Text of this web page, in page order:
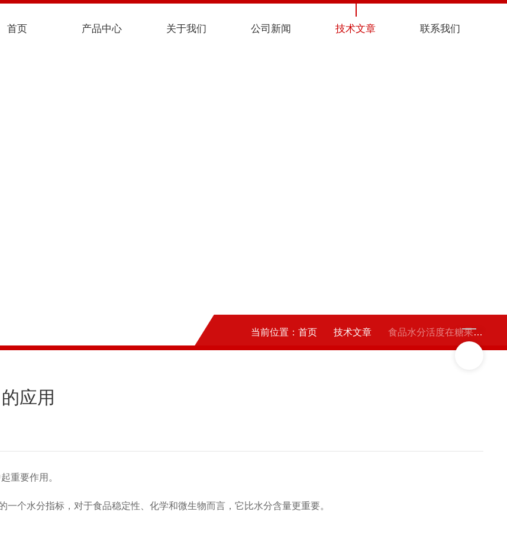
首页 产品中心 关于我们 公司新闻 技术文章 联系我们
当前位置： 首页 技术文章 食品水分活度在糖果和面包研发中的应用
应用
重要作用。
个水分指标，对于食品稳定性、化学和微生物而言，它比水分含量更重要。